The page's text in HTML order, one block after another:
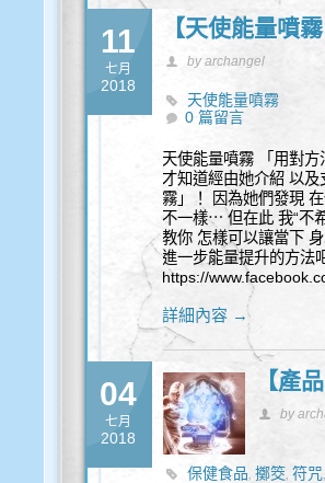
11
七月
2018
【天使能量噴
by archangel
天使能量噴霧
0 篇留言
天使能量噴霧 「用對
才知道經由她介紹 以
霧」！ 因為她們發現
不一樣⋯ 但在此 我“不
教你 怎樣可以讓當下
進一步能量提升的方法
https://
詳細內容 →
04
七月
2018
【產
by
保健食品,擲筊,符咒,